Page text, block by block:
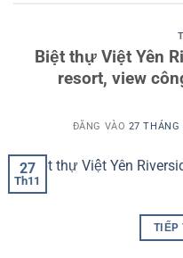
Biệt thự Việt Yên
resort, view
ĐĂNG VÀO 27
27
Th11
TIẾP